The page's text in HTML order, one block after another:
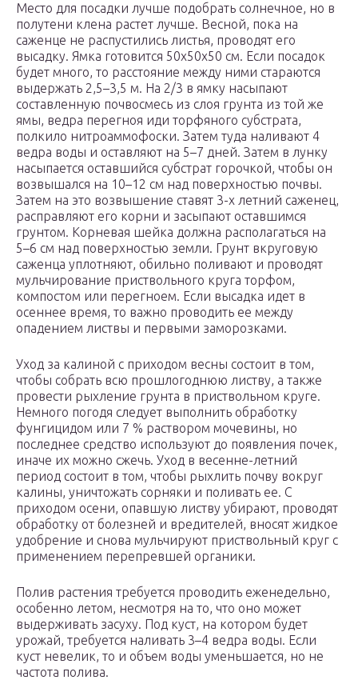
Место для посадки лучше подобрать солнечное, но в
полутени клена растет лучше. Весной, пока на
саженце не распустились листья, проводят его
высадку. Ямка готовится 50х50х50 см. Если посадок
будет много, то расстояние между ними стараются
выдержать 2,5–3,5 м. На 2/3 в ямку насыпают
составленную почвосмесь из слоя грунта из той же
ямы, ведра перегноя иди торфяного субстрата,
полкило нитроаммофоски. Затем туда наливают 4
ведра воды и оставляют на 5–7 дней. Затем в лунку
насыпается оставшийся субстрат горочкой, чтобы он
возвышался на 10–12 см над поверхностью почвы.
Затем на это возвышение ставят 3-х летний саженец,
расправляют его корни и засыпают оставшимся
грунтом. Корневая шейка должна располагаться на
5–6 см над поверхностью земли. Грунт вкруговую
саженца уплотняют, обильно поливают и проводят
мульчирование приствольного круга торфом,
компостом или перегноем. Если высадка идет в
осеннее время, то важно проводить ее между
опадением листвы и первыми заморозками.
Уход за калиной с приходом весны состоит в том,
чтобы собрать всю прошлогоднюю листву, а также
провести рыхление грунта в приствольном круге.
Немного погодя следует выполнить обработку
фунгицидом или 7 % раствором мочевины, но
последнее средство используют до появления почек,
иначе их можно сжечь. Уход в весенне-летний
период состоит в том, чтобы рыхлить почву вокруг
калины, уничтожать сорняки и поливать ее. С
приходом осени, опавшую листву убирают, проводят
обработку от болезней и вредителей, вносят жидкое
удобрение и снова мульчируют приствольный круг с
применением перепревшей органики.
Полив растения требуется проводить еженедельно,
особенно летом, несмотря на то, что оно может
выдерживать засуху. Под куст, на котором будет
урожай, требуется наливать 3–4 ведра воды. Если
куст невелик, то и объем воды уменьшается, но не
частота полива.